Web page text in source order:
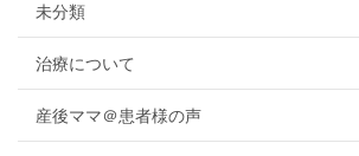
未分類
治療について
産後ママ＠患者様の声